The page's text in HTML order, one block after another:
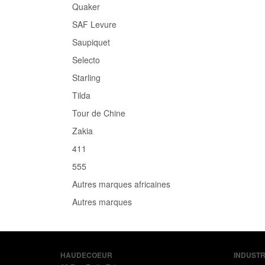
Quaker
SAF Levure
Saupiquet
Selecto
Starling
Tilda
Tour de Chine
Zakia
411
555
Autres marques africaines
Autres marques
HAUDECOEUR